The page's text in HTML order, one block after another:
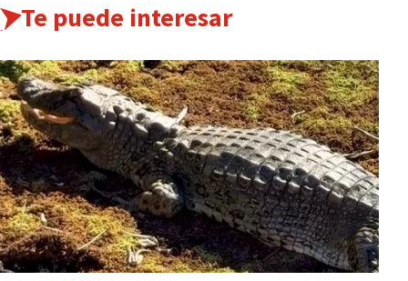
Te puede interesar